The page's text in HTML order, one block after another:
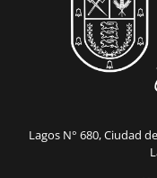
Lagos N° 680, Ciudad